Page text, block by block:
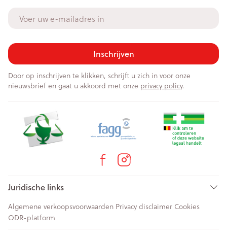
Inschrijven
Door op inschrijven te klikken, schrijft u zich in voor onze
nieuwsbrief en gaat u akkoord met onze privacy policy.
Juridische links
Algemene verkoopsvoorwaarden Privacy disclaimer Cookies
ODR-platform